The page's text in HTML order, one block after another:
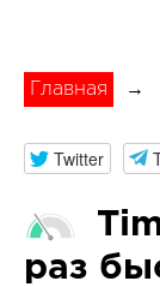
Главная →
Twitter
раз